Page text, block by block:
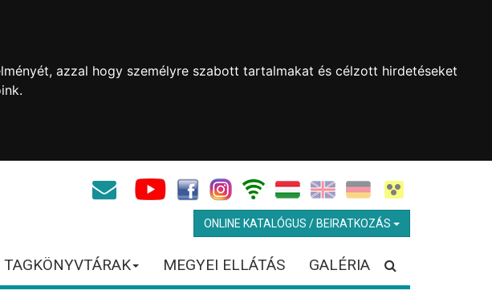
azzal hogy személyre szabott tartalmakat és célzott hirdetéseket
ONLINE KATALÓGUS / BEIRATKOZÁS
TAGKÖNYVTÁRAK MEGYEI ELLÁTÁS GALÉRIA